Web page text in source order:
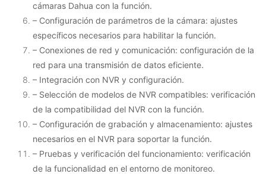
cámaras Dahua con la función.
– Configuración de parámetros de la cámara: ajustes
específicos necesarios para habilitar la función.
– Conexiones de red y comunicación: configuración de la
red para una transmisión de datos eficiente.
– Integración con NVR y configuración.
– Selección de modelos de NVR compatibles: verificación
de la compatibilidad del NVR con la función.
– Configuración de grabación y almacenamiento: ajustes
necesarios en el NVR para soportar la función.
– Pruebas y verificación del funcionamiento: verificación
de la funcionalidad en el entorno de monitoreo.